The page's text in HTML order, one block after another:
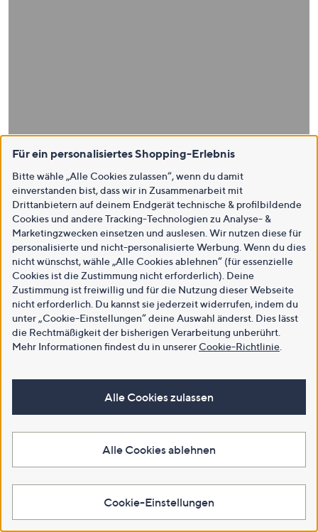
Für ein personalisiertes Shopping-Erlebnis
Bitte wähle „Alle Cookies zulassen“, wenn du damit
einverstanden bist, dass wir in Zusammenarbeit mit
Drittanbietern auf deinem Endgerät technische & profilbildende
Cookies und andere Tracking-Technologien zu Analyse- &
Marketingzwecken einsetzen und auslesen. Wir nutzen diese für
personalisierte und nicht-personalisierte Werbung. Wenn du dies
nicht wünschst, wähle „Alle Cookies ablehnen“ (für essenzielle
Cookies ist die Zustimmung nicht erforderlich). Deine
Zustimmung ist freiwillig und für die Nutzung dieser Webseite
nicht erforderlich. Du kannst sie jederzeit widerrufen, indem du
unter „Cookie-Einstellungen“ deine Auswahl änderst. Dies lässt
die Rechtmäßigkeit der bisherigen Verarbeitung unberührt.
Mehr Informationen findest du in unsererCookie-Richtlinie
Alle Cookies zulassen
Alle Cookies ablehnen
Cookie-Einstellungen